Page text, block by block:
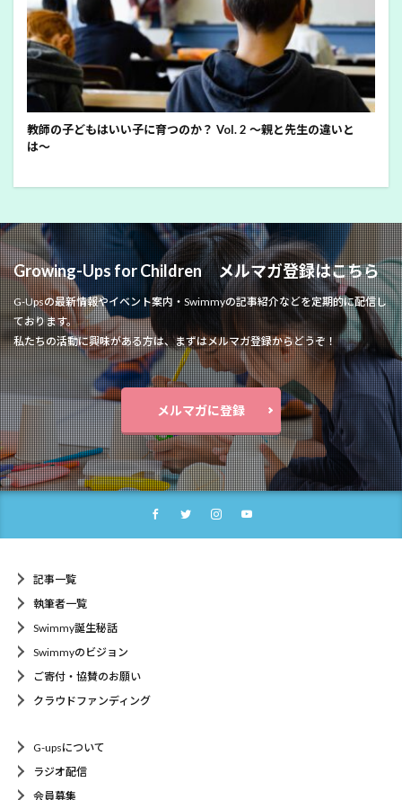
教師の子どもはいい子に育つのか？ Vol. 2 〜親と先生の違いと
は〜
Growing-Ups for Children メルマガ登録はこちら
G-Upsの最新情報やイベント案内・Swimmyの記事紹介などを定期的に配信し
ております。
私たちの活動に興味がある方は、まずはメルマガ登録からどうぞ！
メルマガに登録
記事一覧
執筆者一覧
Swimmy誕生秘話
Swimmyのビジョン
ご寄付・協賛のお願い
クラウドファンディング
G-upsについて
ラジオ配信
会員募集